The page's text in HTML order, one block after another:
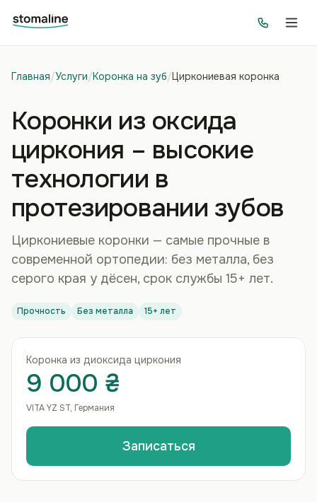
Главная/Услуги/Коронка на зуб/Циркониевая коронка
Коронки из оксида
циркония – высокие
технологии в
протезировании зубов
Циркониевые коронки — самые прочные в
современной ортопедии: без металла, без
серого края у дёсен, срок службы 15+ лет.
Прочность Без металла 15+ лет
Коронка из диоксида циркония
9 000 ₴
VITA YZ ST, Германия
Записаться